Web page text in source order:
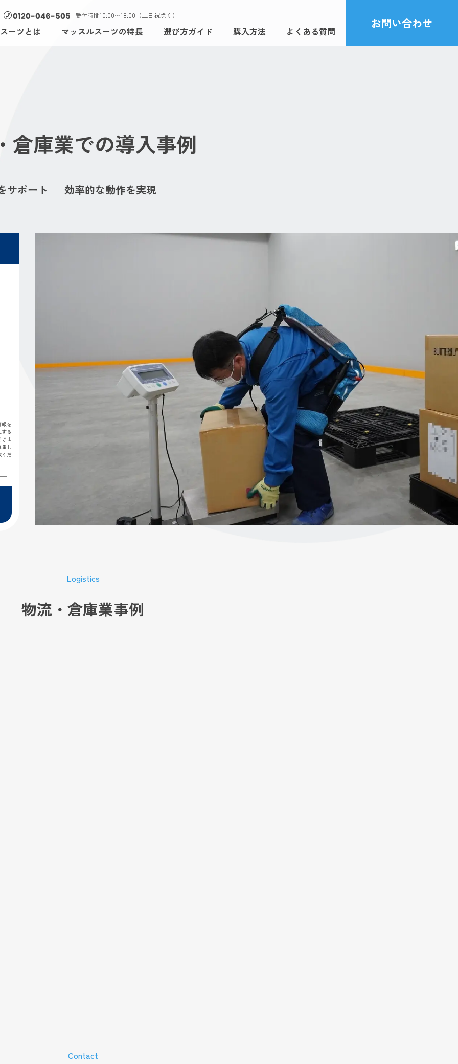
0120-046-505 受付時間10:00〜18:00（土日祝除く）
ーツとは マッスルスーツの特長 選び方ガイド 購入方法 よくある質問
お問い合わせ
倉庫業での導入事例
サポート — 効率的な動作を実現
を
る
ま
し
だ
Logistics
物流・倉庫業事例
Contact